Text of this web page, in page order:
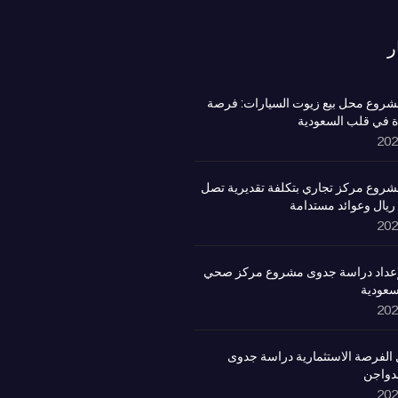
محل بيع زيوت السيارات: فرصة
في قلب السعودية
مركز تجاري بتكلفة تقديرية تصل
دراسة جدوى مشروع مركز صحي
الاستثمارية دراسة جدوى